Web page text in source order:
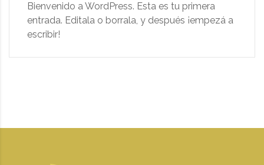
Bienvenido a WordPress. Esta es tu primera
entrada. Editala o borrala, y después ¡empezá a
escribir!